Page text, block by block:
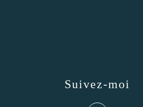
Suivez-moi